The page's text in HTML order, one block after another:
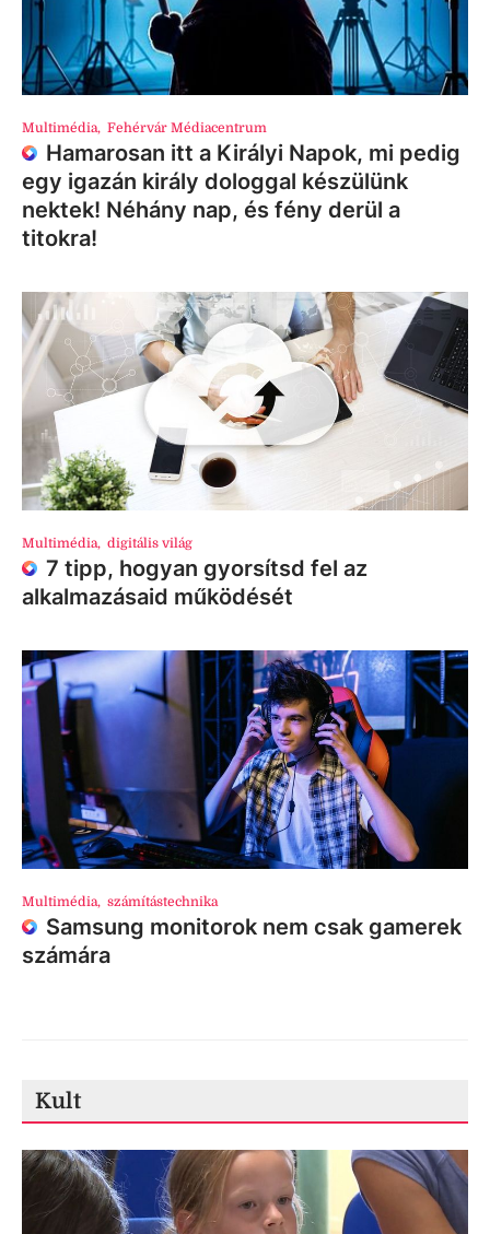
Multimédia, Fehérvár Médiacentrum
Hamarosan itt a Királyi Napok, mi pedig
egy igazán király dologgal készülünk
nektek! Néhány nap, és fény derül a
titokra!
Multimédia, digitális világ
7 tipp, hogyan gyorsítsd fel az
alkalmazásaid működését
Multimédia, számítástechnika
Samsung monitorok nem csak gamerek
számára
Kult